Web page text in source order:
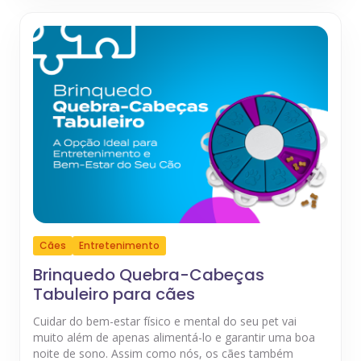
Cães Entretenimento
Brinquedo Quebra-Cabeças
Tabuleiro para cães
Cuidar do bem-estar físico e mental do seu pet vai
muito além de apenas alimentá-lo e garantir uma boa
noite de sono. Assim como nós, os cães também